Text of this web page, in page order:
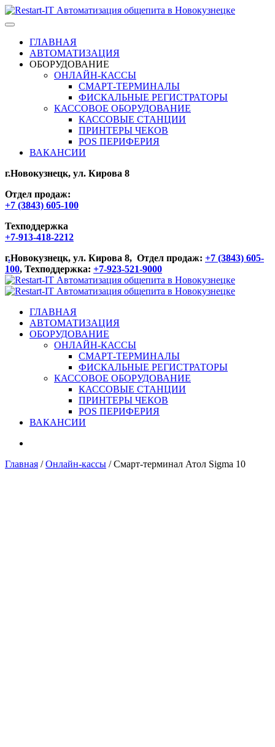
ГЛАВНАЯ
АВТОМАТИЗАЦИЯ
ОБОРУДОВАНИЕ
ОНЛАЙН-КАССЫ
СМАРТ-ТЕРМИНАЛЫ
ФИСКАЛЬНЫЕ РЕГИСТРАТОРЫ
КАССОВОЕ ОБОРУДОВАНИЕ
КАССОВЫЕ СТАНЦИИ
ПРИНТЕРЫ ЧЕКОВ
POS ПЕРИФЕРИЯ
ВАКАНСИИ
г.Новокузнецк, ул. Кирова 8
Отдел продаж:
+7 (3843) 605-100
Техподдержка
+7-913-418-2212
г.Новокузнецк, ул. Кирова 8, Отдел продаж: +7 (3843) 605-
100, Техподдержка: +7-923-521-9000
ГЛАВНАЯ
АВТОМАТИЗАЦИЯ
ОБОРУДОВАНИЕ
ОНЛАЙН-КАССЫ
СМАРТ-ТЕРМИНАЛЫ
ФИСКАЛЬНЫЕ РЕГИСТРАТОРЫ
КАССОВОЕ ОБОРУДОВАНИЕ
КАССОВЫЕ СТАНЦИИ
ПРИНТЕРЫ ЧЕКОВ
POS ПЕРИФЕРИЯ
ВАКАНСИИ
Главная /Онлайн-кассы / Смарт-терминал Атол Sigma 10